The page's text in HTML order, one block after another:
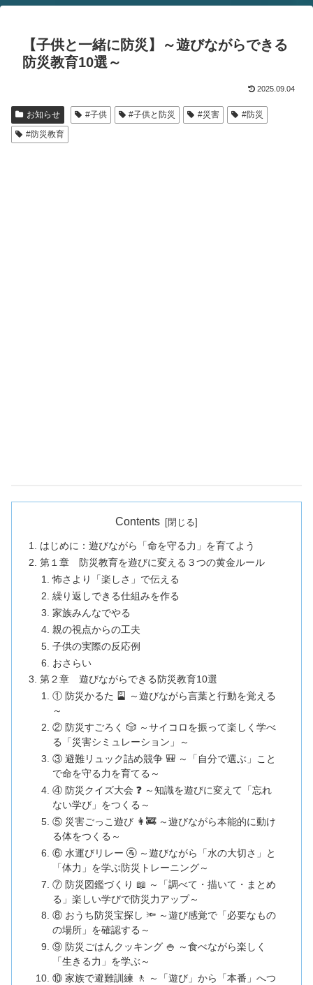
【子供と一緒に防災】～遊びながらできる
防災教育10選～
2025.09.04
お知らせ #子供 #子供と防災 #災害
#防災
#防災教育
Contents
はじめに：遊びながら「命を守る力」を育てよう
第１章 防災教育を遊びに変える３つの黄金ルール
怖さより「楽しさ」で伝える
繰り返しできる仕組みを作る
家族みんなでやる
親の視点からの工夫
子供の実際の反応例
おさらい
第２章 遊びながらできる防災教育10選
① 防災かるた 🎴 ～遊びながら言葉と行動を覚える
～
② 防災すごろく 🎲 ～サイコロを振って楽しく学べ
る「災害シミュレーション」～
③ 避難リュック詰め競争 🎒 ～「自分で選ぶ」こと
で命を守る力を育てる～
④ 防災クイズ大会 ❓ ～知識を遊びに変えて「忘れ
ない学び」をつくる～
⑤ 災害ごっこ遊び 👩‍🚒 ～遊びながら本能的に動け
る体をつくる～
⑥ 水運びリレー 🚰 ～遊びながら「水の大切さ」と
「体力」を学ぶ防災トレーニング～
⑦ 防災図鑑づくり 📖 ～「調べて・描いて・まとめ
る」楽しい学びで防災力アップ～
⑧ おうち防災宝探し 🔦 ～遊び感覚で「必要なもの
の場所」を確認する～
⑨ 防災ごはんクッキング 🍚 ～食べながら楽しく
「生きる力」を学ぶ～
⑩ 家族で避難訓練 🚶 ～「遊び」から「本番」へつ